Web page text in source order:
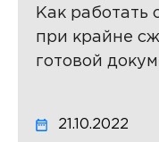
Как работать
при крайне
готовой
21.10.2022